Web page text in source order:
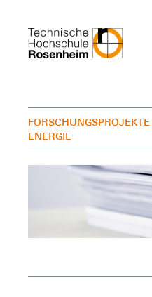
FORSCHUNGSPROJEKTE
ENERGIE